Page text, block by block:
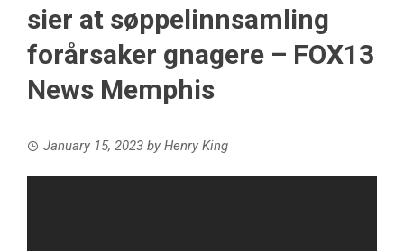
sier at søppelinnsamling
forårsaker gnagere – FOX13
News Memphis
January 15, 2023 by Henry King